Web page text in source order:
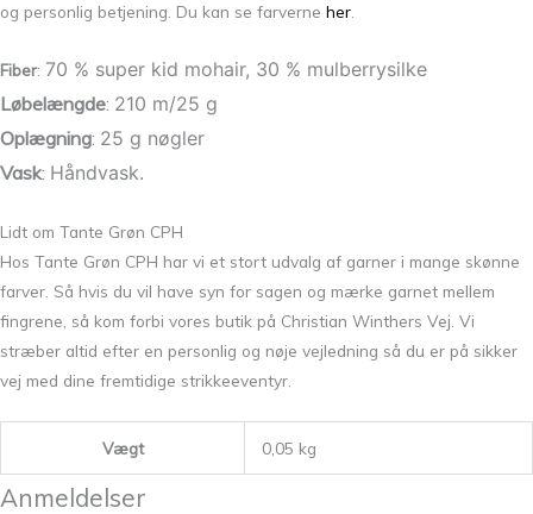
og personlig betjening. Du kan se farverne her
Fiber: 70 % super kid mohair, 30 % mulberrysilke
Løbelængde: 210 m/25 g
Oplægning: 25 g nøgler
Vask: Håndvask.
Lidt om Tante Grøn CPH
Hos Tante Grøn CPH har vi et stort udvalg af garner i mange skønne
farver. Så hvis du vil have syn for sagen og mærke garnet mellem
fingrene, så kom forbi vores butik på Christian Winthers Vej. Vi
stræber altid efter en personlig og nøje vejledning så du er på sikker
vej med dine fremtidige strikkeeventyr.
Vægt 0,05 kg
Anmeldelser